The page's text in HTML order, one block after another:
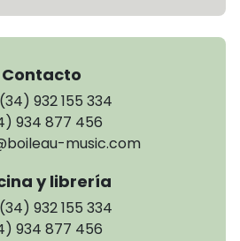
Contacto
932 155 334
934 877 456
music.com
y librería
932 155 334
934 877 456